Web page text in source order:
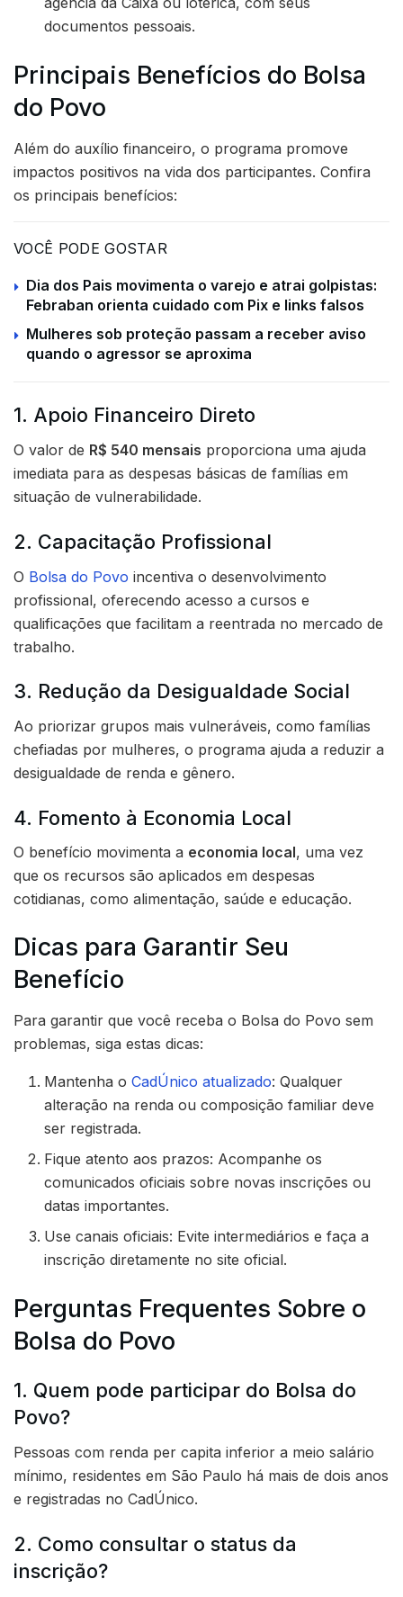
documentos pessoais.
Principais Benefícios do Bolsa
do Povo
Além do auxílio financeiro, o programa promove
impactos positivos na vida dos participantes. Confira
os principais benefícios:
VOCÊ PODE GOSTAR
Dia dos Pais movimenta o varejo e atrai golpistas:
Febraban orienta cuidado com Pix e links falsos
Mulheres sob proteção passam a receber aviso
quando o agressor se aproxima
1. Apoio Financeiro Direto
O valor de R$ 540 mensais proporciona uma ajuda
imediata para as despesas básicas de famílias em
situação de vulnerabilidade.
2. Capacitação Profissional
O Bolsa do Povo incentiva o desenvolvimento
profissional, oferecendo acesso a cursos e
qualificações que facilitam a reentrada no mercado de
trabalho.
3. Redução da Desigualdade Social
Ao priorizar grupos mais vulneráveis, como famílias
chefiadas por mulheres, o programa ajuda a reduzir a
desigualdade de renda e gênero.
4. Fomento à Economia Local
O benefício movimenta a economia local, uma vez
que os recursos são aplicados em despesas
cotidianas, como alimentação, saúde e educação.
Dicas para Garantir Seu
Benefício
Para garantir que você receba o Bolsa do Povo sem
problemas, siga estas dicas:
Mantenha oCadÚnico atualizado: Qualquer
alteração na renda ou composição familiar deve
ser registrada.
Fique atento aos prazos: Acompanhe os
comunicados oficiais sobre novas inscrições ou
datas importantes.
Use canais oficiais: Evite intermediários e faça a
inscrição diretamente no site oficial.
Perguntas Frequentes Sobre o
Bolsa do Povo
1. Quem pode participar do Bolsa do
Povo?
Pessoas com renda per capita inferior a meio salário
mínimo, residentes em São Paulo há mais de dois anos
e registradas no CadÚnico.
2. Como consultar o status da
inscrição?